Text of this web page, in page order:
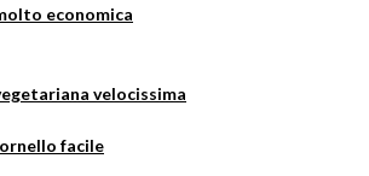
economica
velocissima
facile